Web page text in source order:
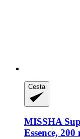
Cesta
MISSHA
Essence, 200